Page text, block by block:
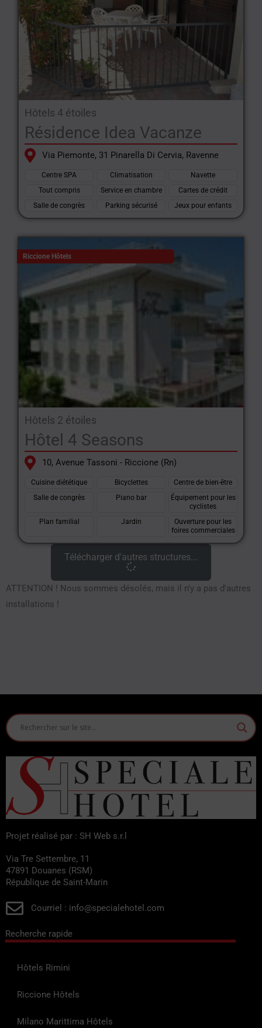
Hôtels 4 étoiles
Résidence Idea Vacanze
Via Piemonte, 31 Pinarella Di Cervia, Ravenne
Centre SPA Climatisation
Navette
Tout compris
Service en chambre
Cartes de crédit
Salle de congrès
Parking sécurisé Jeux pour enfants
Riccione Hôtels
Hôtels 2 étoiles
Hôtel 4 Seasons
10, Avenue Tassoni - Riccione (Rn)
Cuisine diététique Bicyclettes
Centre de bien-être
Salle de congrès
Piano bar
Équipement pour les
cyclistes
Plan familial
Jardin
Ouverture pour les
foires commerciales
Télécharger d'autres structures...
ATTENTION ! Nous sommes désolés, mais il n'y a pas d'autres
installations !
Projet réalisé par : SH Web s.r.l
Via Tre Settembre, 11
47891 Douanes (RSM)
République de Saint-Marin
Courriel : info@specialehotel.com
Recherche rapide
Hôtels Rimini
Riccione Hôtels
Milano Marittima Hôtels